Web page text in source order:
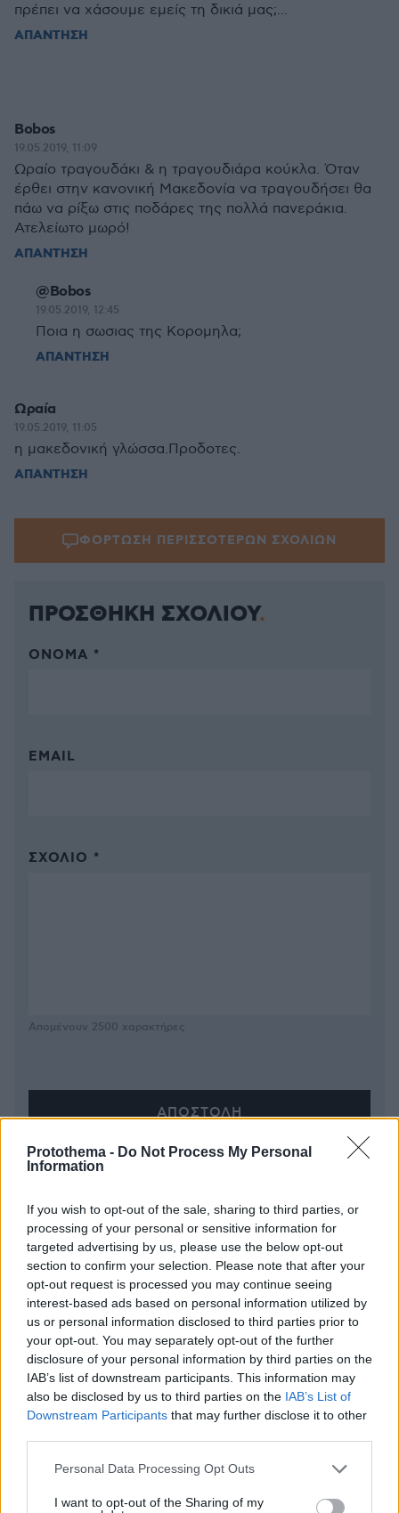
Protothema - Do Not Process My Personal
Information
If you wish to opt-out of the sale, sharing to third parties, or
processing of your personal or sensitive information for
targeted advertising by us, please use the below opt-out
section to confirm your selection. Please note that after your
opt-out request is processed you may continue seeing
interest-based ads based on personal information utilized by
us or personal information disclosed to third parties prior to
your opt-out. You may separately opt-out of the further
disclosure of your personal information by third parties on the
IAB’s list of downstream participants. This information may
also be disclosed by us to third parties on the IAB’s List of
Downstream Participants that may further disclose it to other
Please note that this website/app uses one or more Google
not limited to your visit or usage behaviour. You may click to
Personal Data Processing Opt Outs
I want to opt-out of the Sharing of my
πρέπει να χάσουμε εμείς τη δικιά μας;...
ΑΠΑΝΤΗΣΗ
Bobos
19.05.2019, 11:09
Ωραίο τραγουδάκι & η τραγουδιάρα κούκλα. Όταν
έρθει στην κανονική Μακεδονία να τραγουδήσει θα
πάω να ρίξω στις ποδάρες της πολλά πανεράκια.
Ατελείωτο μωρό!
ΑΠΑΝΤΗΣΗ
@Bobos
19.05.2019, 12:45
Ποια η σωσιας της Κορομηλα;
ΑΠΑΝΤΗΣΗ
Ωραία
19.05.2019, 11:05
η μακεδονική γλώσσα.Προδοτες.
ΑΠΑΝΤΗΣΗ
ΦΟΡΤΩΣΗ ΠΕΡΙΣΣΟΤΕΡΩΝ ΣΧΟΛΙΩΝ
ΠΡΟΣΘΗΚΗ ΣΧΟΛΙΟΥ
ΌΝΟΜΑ *
EMAIL
ΣΧΌΛΙΟ *
Απομένουν 2500 χαρακτήρες
* Υποχρεωτικά πεδία
ΡΟΗ ΕΙΔΗΣΕΩΝ
Ειδήσεις Δημοφιλή Σχολιασμένα
Ρωσία για το drone με εκρηκτικά σε γερμανικό
αεροδρόμιο: «Βιαστικά στημένη προβοκάτσια»
πριν 15 λεπτά
Ιδέες για πρωινό έτοιμο από το βράδυ: Εύκολες και
πριν 40 λεπτά
Ρωσικό πλήγμα προκάλεσε ζημιές σε γήπεδο στην
Οδησσό μία ημέρα πριν από αγώνα πρωταθλήματος,